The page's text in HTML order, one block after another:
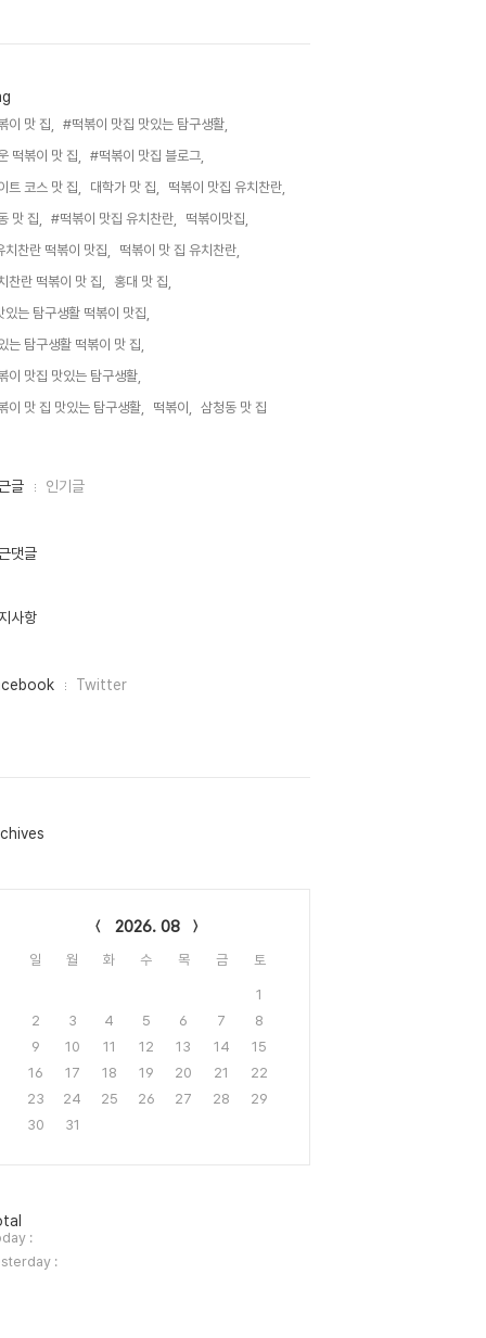
이 맛 집,
#떡볶이 맛집 맛있는 탐구생활,
떡볶이 맛 집,
#떡볶이 맛집 블로그,
트 코스 맛 집,
대학가 맛 집,
떡볶이 맛집 유치찬란,
맛 집,
#떡볶이 맛집 유치찬란,
떡볶이맛집,
치찬란 떡볶이 맛집,
떡볶이 맛 집 유치찬란,
찬란 떡볶이 맛 집,
홍대 맛 집,
있는 탐구생활 떡볶이 맛집,
는 탐구생활 떡볶이 맛 집,
이 맛집 맛있는 탐구생활,
이 맛 집 맛있는 탐구생활,
떡볶이, 삼청동 맛 집,
글 인기글
댓글
사항
Twitter
2026. 08
일 월 화 수 목 금 토
1
2
3 4 5 6 7
8
9
10 11 12 13 14
15
16
17 18 19 20 21
22
23
24 25 26 27 28
29
30
31
:
: